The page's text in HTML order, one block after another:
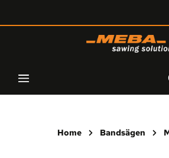
Home Bandsägen